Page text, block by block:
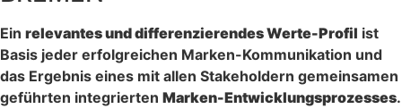
Ein relevantes und differenzierendes Werte-Profil ist
Basis jeder erfolgreichen Marken-Kommunikation und
das Ergebnis eines mit allen Stakeholdern gemeinsamen
geführten integrierten Marken-Entwicklungsprozesses.